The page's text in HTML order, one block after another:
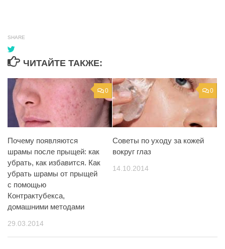
SHARE
ЧИТАЙТЕ ТАКЖЕ:
0
Почему появляются
шрамы после прыщей: как
убрать, как избавится. Как
убрать шрамы от прыщей
с помощью
Контрактубекса,
домашними методами
29.03.2014
0
Советы по уходу за кожей
вокруг глаз
14.10.2014